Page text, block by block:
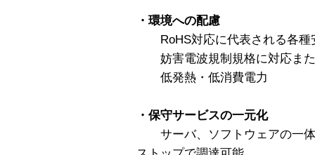
・環境への配慮
RoHS対応に代表される各種
妨害電波規制規格に対応ま
低発熱・低消費電力
・保守サービスの一元化
サーバ、ソフトウェアの一体